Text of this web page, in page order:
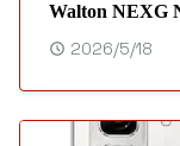
Walton NEXG
2026/5/18